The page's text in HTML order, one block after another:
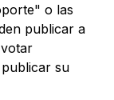
o las
publicar a
su